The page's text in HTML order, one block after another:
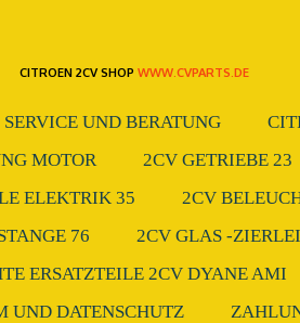
CITROEN 2CV SHOP WWW.CVPARTS.DE
SERVICE UND BERATUNG
MOTOR
2CV GETRIEBE 23
ELEKTRIK 35
2CV
76
2CV GLAS -
ERSATZTEILE 2CV DYANE AMI
UND DATENSCHUTZ